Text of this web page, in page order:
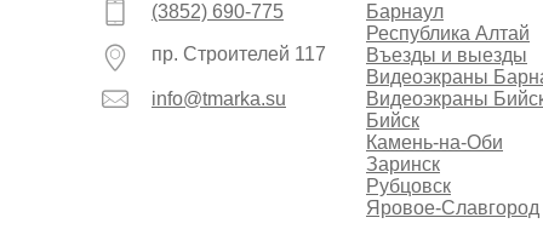
(3852) 690-775
пр. Строителей 117
info@tmarka.su
Барнаул
Республика Алтай
Въезды и выезды
Видеоэкраны
Видеоэкраны
Бийск
Камень-на-Оби
Заринск
Рубцовск
Яровое-Славгород